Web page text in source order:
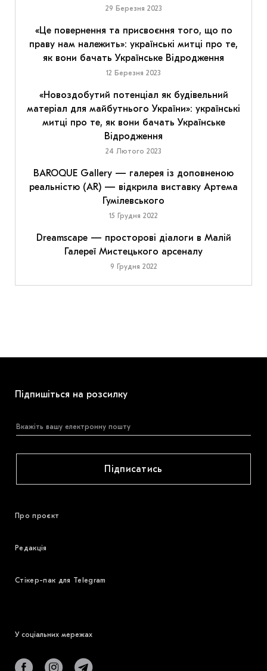
29 Березня 2023
«Це повернення та присвоєння того, що по
праву нам належить»: українські митці про те,
як вони бачать Українське Відродження
12 Березня 2023
«Новоздобутий потенціал як будівельний
матеріал для майбутнього України»: українські
митці про те, як вони бачать Українське
Відродження
24 Лютого 2023
BAROQUE Gallery — галерея із доповненою
реальністю (AR) — відкрила виставку Артема
Гумілевського
15 Грудня 2022
Dreamscape — просторові діалоги в Малій
Галереї Мистецького арсеналу
9 Грудня 2022
Підпишіться на розсилку
Підписатись
Про проєкт
Редакція
Стікер-пак для Telegram
У соціальних мережах